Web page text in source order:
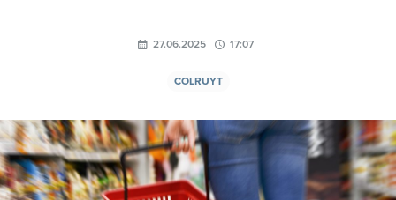
27.06.2025 17:07
COLRUYT